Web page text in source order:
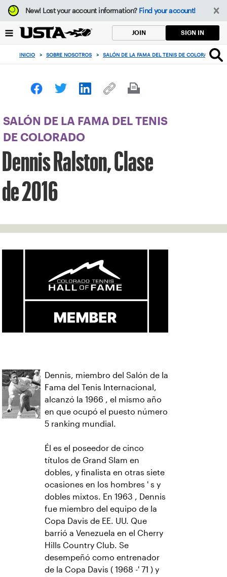
Enfoque
desde
botón
volver
principio
New!Lost your account information? Find your account!
JOIN SIGN IN
INICIO > SOBRE NOSOTROS > SALÓN DE LA FAMA DEL TENIS DE COLORADO >
SALÓN DE LA FAMA DEL TENIS
DE COLORADO
Dennis Ralston, Clase
de 2016
Dennis, miembro del Salón de la
Fama del Tenis Internacional,
alcanzó la 1966 , el mismo año
en que ocupó el puesto número
5 ranking mundial.
Él es el poseedor de cinco
títulos de Grand Slam en
dobles, y finalista en otras siete
ocasiones en los hombres ' s y
dobles mixtos. En 1963 , Dennis
fue miembro del equipo de la
Copa Davis de EE. UU. Que
barrió a Venezuela en el Cherry
Hills Country Club. Se
desempeñó como entrenador
de la Copa Davis ( 1968 -' 71 ) y